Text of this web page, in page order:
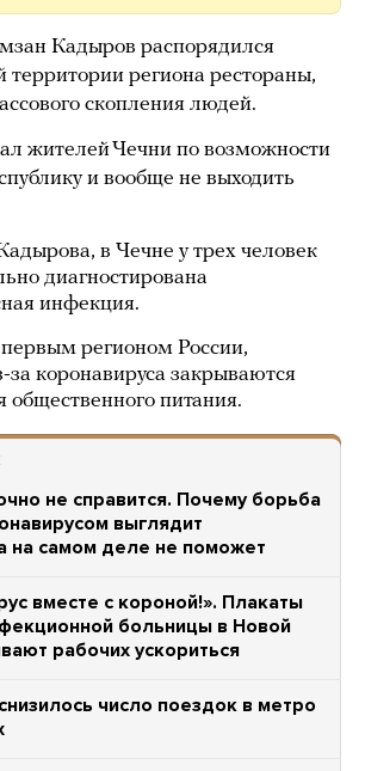
Кадыров распорядился
территории региона рестораны,
скопления людей.
жителей Чечни по возможности
и вообще не выходить
в Чечне у трех человек
диагностирована
инфекция.
регионом России,
за коронавируса закрываются
общественного питания.
не справится. Почему борьба
выглядит
на самом деле не поможет
вместе с короной!». Плакаты
больницы в Новой
рабочих ускориться
число поездок в метро